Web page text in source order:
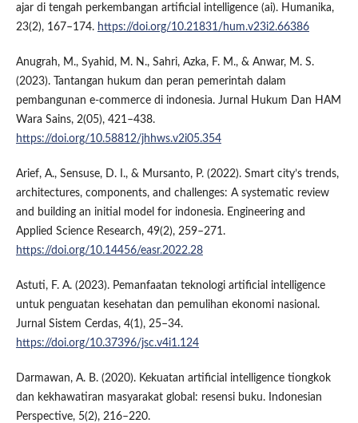
ajar di tengah perkembangan artificial intelligence (ai). Humanika,
23(2), 167–174. https://doi.org/10.21831/hum.v23i2.66386
Anugrah, M., Syahid, M. N., Sahri, Azka, F. M., & Anwar, M. S.
(2023). Tantangan hukum dan peran pemerintah dalam
pembangunan e-commerce di indonesia. Jurnal Hukum Dan HAM
Wara Sains, 2(05), 421–438.
https://doi.org/10.58812/jhhws.v2i05.354
Arief, A., Sensuse, D. I., & Mursanto, P. (2022). Smart city’s trends,
architectures, components, and challenges: A systematic review
and building an initial model for indonesia. Engineering and
Applied Science Research, 49(2), 259–271.
https://doi.org/10.14456/easr.2022.28
Astuti, F. A. (2023). Pemanfaatan teknologi artificial intelligence
untuk penguatan kesehatan dan pemulihan ekonomi nasional.
Jurnal Sistem Cerdas, 4(1), 25–34.
https://doi.org/10.37396/jsc.v4i1.124
Darmawan, A. B. (2020). Kekuatan artificial intelligence tiongkok
dan kekhawatiran masyarakat global: resensi buku. Indonesian
Perspective, 5(2), 216–220.